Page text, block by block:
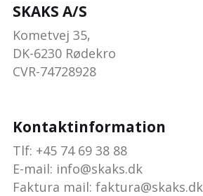
SKAKS A/S
Kometvej 35,
DK-6230 Rødekro
CVR-74728928
Kontaktinformation
Tlf: +45 74 69 38 88
E-mail: info@skaks.dk
Faktura mail: faktura@skaks.dk